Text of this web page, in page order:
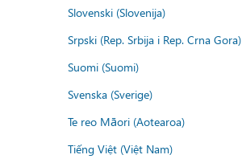
Slovenski (Slovenija)
Srpski (Rep. Srbija i Rep. Crna Gora)
Suomi (Suomi)
Svenska (Sverige)
Te reo Māori (Aotearoa)
Tiếng Việt (Việt Nam)